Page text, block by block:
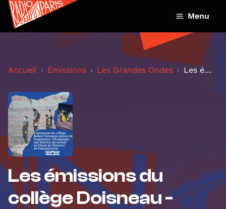
Menu
Accueil Émissions Les Grandes Ondes Les émissions du collège Doisneau - Partie 2 / Mus...
Les émissions du
collège Doisneau -